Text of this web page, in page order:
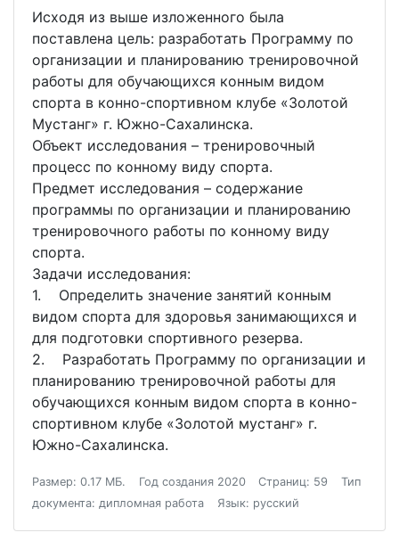
Исходя из выше изложенного была
поставлена цель: разработать Программу по
организации и планированию тренировочной
работы для обучающихся конным видом
спорта в конно-спортивном клубе «Золотой
Мустанг» г. Южно-Сахалинска.
Объект исследования – тренировочный
процесс по конному виду спорта.
Предмет исследования – содержание
программы по организации и планированию
тренировочного работы по конному виду
спорта.
Задачи исследования:
1. Определить значение занятий конным
видом спорта для здоровья занимающихся и
для подготовки спортивного резерва.
2. Разработать Программу по организации и
планированию тренировочной работы для
обучающихся конным видом спорта в конно-
спортивном клубе «Золотой мустанг» г.
Южно-Сахалинска.
Размер: 0.17 МБ. Год создания 2020 Страниц: 59
Тип
документа: дипломная работа
Язык: русский